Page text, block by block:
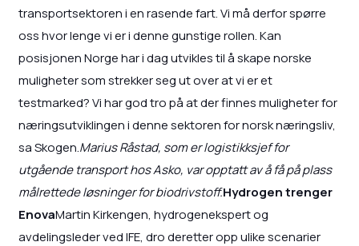
transportsektoren i en rasende fart. Vi må derfor spørre
oss hvor lenge vi er i denne gunstige rollen. Kan
posisjonen Norge har i dag utvikles til å skape norske
muligheter som strekker seg ut over at vi er et
testmarked? Vi har god tro på at der finnes muligheter for
næringsutviklingen i denne sektoren for norsk næringsliv,
sa Skogen.Marius Råstad, som er logistikksjef for
utgående transport hos Asko, var opptatt av å få på plass
målrettede løsninger for biodrivstoff.Hydrogen trenger
EnovaMartin Kirkengen, hydrogenekspert og
avdelingsleder ved IFE, dro deretter opp ulike scenarier